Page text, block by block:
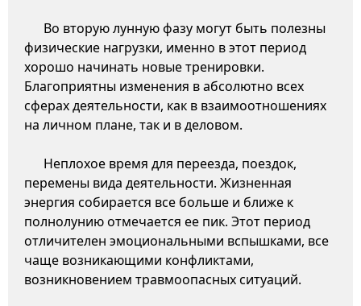
Во вторую лунную фазу могут быть полезны
физические нагрузки, именно в этот период
хорошо начинать новые тренировки.
Благоприятны изменения в абсолютно всех
сферах деятельности, как в взаимоотношениях
на личном плане, так и в деловом.
Неплохое время для переезда, поездок,
перемены вида деятельности. Жизненная
энергия собирается все больше и ближе к
полнолунию отмечается ее пик. Этот период
отличителен эмоциональными вспышками, все
чаще возникающими конфликтами,
возникновением травмоопасных ситуаций.